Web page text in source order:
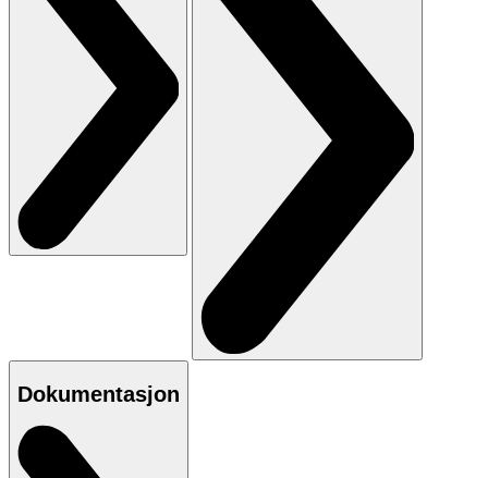
Dokumentasjon